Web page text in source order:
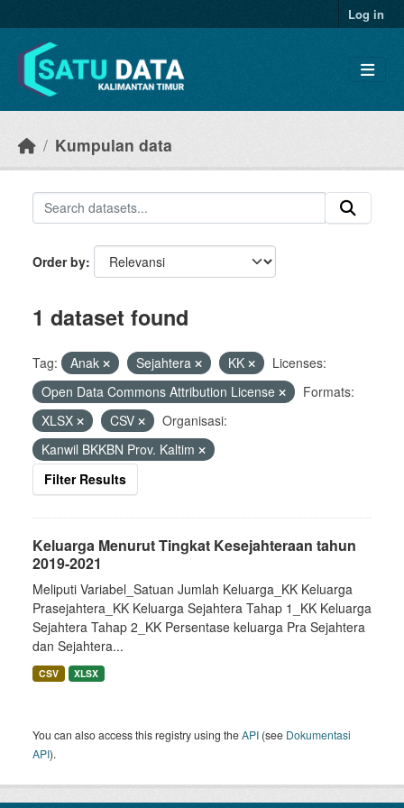
Log in
Kumpulan data
Order by
1 dataset found
Tag: Anak Sejahtera KK
Licenses:
Open Data Commons Attribution License
Formats:
XLSX
CSV
Organisasi:
Kanwil BKKBN Prov. Kaltim
Filter Results
Keluarga Menurut Tingkat Kesejahteraan tahun
2019-2021
Meliputi Variabel_Satuan Jumlah Keluarga_KK Keluarga
Prasejahtera_KK Keluarga Sejahtera Tahap 1_KK Keluarga
Sejahtera Tahap 2_KK Persentase keluarga Pra Sejahtera
dan Sejahtera...
CSV XLSX
You can also access this registry using theAPI (see Dokumentasi
API).